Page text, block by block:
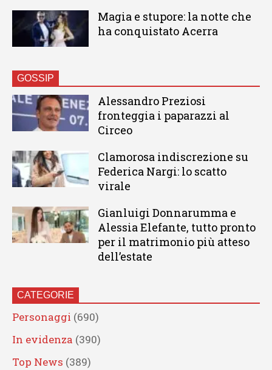
Magia e stupore: la notte che
ha conquistato Acerra
GOSSIP
Alessandro Preziosi
fronteggia i paparazzi al
Circeo
Clamorosa indiscrezione su
Federica Nargi: lo scatto
virale
Gianluigi Donnarumma e
Alessia Elefante, tutto pronto
per il matrimonio più atteso
dell’estate
CATEGORIE
Personaggi (690)
In evidenza (390)
Top News (389)